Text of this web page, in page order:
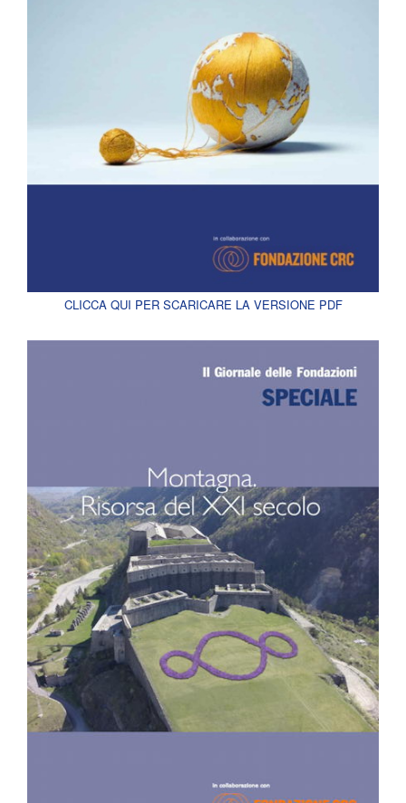
CLICCA QUI PER SCARICARE LA VERSIONE PDF